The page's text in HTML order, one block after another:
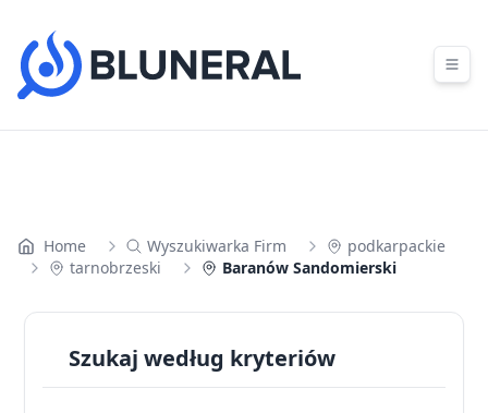
Home Wyszukiwarka Firm
podkarpackie
tarnobrzeski
Baranów Sandomierski
Szukaj według kryteriów